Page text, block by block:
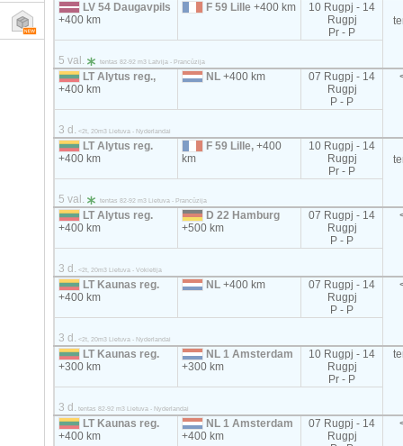
LV 54 Daugavpils
+400 km
F 59 Lille+400 km
10 Rugpj - 14
Rugpj
Pr - P
5 val. tentas 82-92 m3 Latvija - Prancūzija
LT Alytus reg.,
+400 km
NL+400 km
07 Rugpj - 14
Rugpj
P - P
3 d. <2t, 20m3 Lietuva - Nyderlandai
LT Alytus reg.
+400 km
F 59 Lille,+400
km
10 Rugpj - 14
Rugpj
Pr - P
5 val. tentas 82-92 m3 Lietuva - Prancūzija
LT Alytus reg.
+400 km
D 22 Hamburg
+500 km
07 Rugpj - 14
Rugpj
P - P
3 d. <2t, 20m3 Lietuva - Vokietija
LT Kaunas reg.
+400 km
NL+400 km
07 Rugpj - 14
Rugpj
P - P
3 d. <2t, 20m3 Lietuva - Nyderlandai
LT Kaunas reg.
+300 km
NL 1 Amsterdam
+300 km
10 Rugpj - 14
Rugpj
Pr - P
3 d. tentas 82-92 m3 Lietuva - Nyderlandai
LT Kaunas reg.
+400 km
NL 1 Amsterdam
+400 km
07 Rugpj - 14
Rugpj